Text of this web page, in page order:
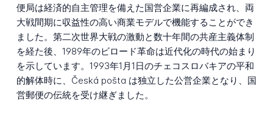
便局は経済的自主管理を備えた国営企業に再編成され、両
大戦間期に収益性の高い商業モデルで機能することができ
ました。第二次世界大戦の激動と数十年間の共産主義体制
を経た後、1989年のビロード革命は近代化の時代の始まり
を示しています。1993年1月1日のチェコスロバキアの平和
的解体時に、Česká pošta は独立した公営企業となり、国
営郵便の伝統を受け継ぎました。